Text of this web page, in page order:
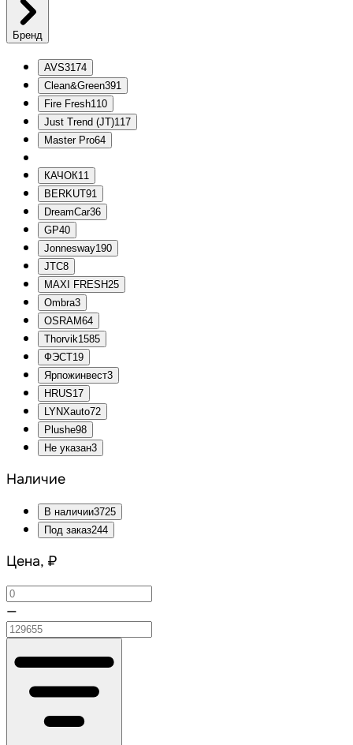
Бренд
AVS3174
Clean&Green391
Fire Fresh110
Just Trend (JT)117
Master Pro64
КАЧОК11
BERKUT91
DreamCar36
GP40
Jonnesway190
JTC8
MAXI FRESH25
Ombra3
OSRAM64
Thorvik1585
ФЭСТ19
Ярпожинвест3
HRUS17
LYNXauto72
Plushe98
Не указан3
Наличие
В наличии3725
Под заказ244
Цена, ₽
—